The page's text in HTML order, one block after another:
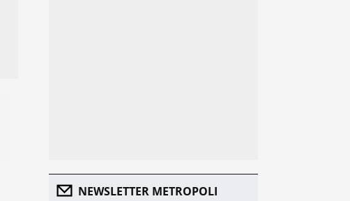
NEWSLETTER METROPOLI